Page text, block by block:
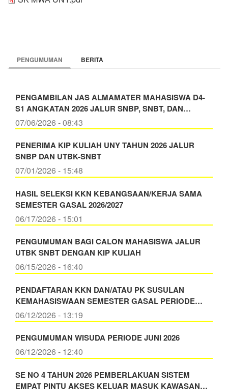
PENGUMUMAN BERITA
PENGAMBILAN JAS ALMAMATER MAHASISWA D4-
S1 ANGKATAN 2026 JALUR SNBP, SNBT, DAN…
07/06/2026 - 08:43
PENERIMA KIP KULIAH UNY TAHUN 2026 JALUR
SNBP DAN UTBK-SNBT
07/01/2026 - 15:48
HASIL SELEKSI KKN KEBANGSAAN/KERJA SAMA
SEMESTER GASAL 2026/2027
06/17/2026 - 15:01
PENGUMUMAN BAGI CALON MAHASISWA JALUR
UTBK SNBT DENGAN KIP KULIAH
06/15/2026 - 16:40
PENDAFTARAN KKN DAN/ATAU PK SUSULAN
KEMAHASISWAAN SEMESTER GASAL PERIODE…
06/12/2026 - 13:19
PENGUMUMAN WISUDA PERIODE JUNI 2026
06/12/2026 - 12:40
SE NO 4 TAHUN 2026 PEMBERLAKUAN SISTEM
EMPAT PINTU AKSES KELUAR MASUK KAWASAN…